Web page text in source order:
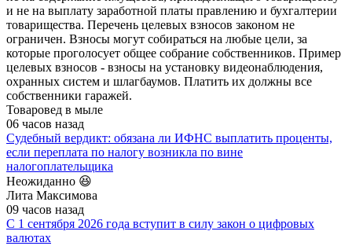
и не на выплату заработной платы правлению и бухгалтерии
товарищества. Перечень целевых взносов законом не
ограничен. Взносы могут собираться на любые цели, за
которые проголосует общее собрание собственников. Пример
целевых взносов - взносы на установку видеонаблюдения,
охранных систем и шлагбаумов. Платить их должны все
собственники гаражей.
Товаровед в мыле
06 часов назад
Судебный вердикт: обязана ли ИФНС выплатить проценты,
если переплата по налогу возникла по вине
налогоплательщика
Неожиданно 😆
Лита Максимова
09 часов назад
С 1 сентября 2026 года вступит в силу закон о цифровых
валютах